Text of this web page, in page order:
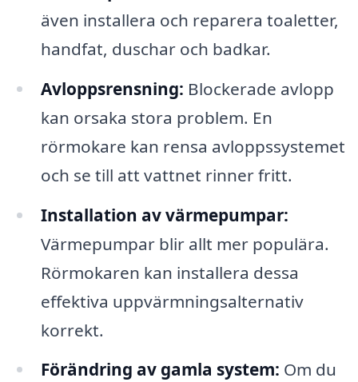
även installera och reparera toaletter,
handfat, duschar och badkar.
Avloppsrensning: Blockerade avlopp
kan orsaka stora problem. En
rörmokare kan rensa avloppssystemet
och se till att vattnet rinner fritt.
Installation av värmepumpar:
Värmepumpar blir allt mer populära.
Rörmokaren kan installera dessa
effektiva uppvärmningsalternativ
korrekt.
Förändring av gamla system: Om du